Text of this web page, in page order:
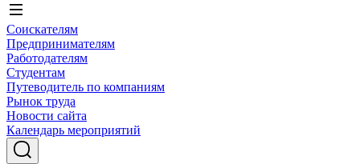
Соискателям
Предпринимателям
Работодателям
Студентам
Путеводитель по компаниям
Рынок труда
Новости сайта
Календарь мероприятий